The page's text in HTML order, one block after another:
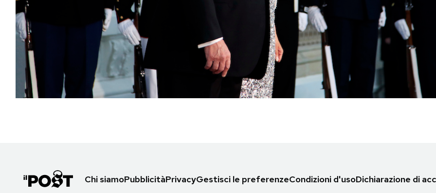
SHOP
Area Personale
Newsletter
Chi siamoPubblicitàPrivacyGestisci le preferenzeCondizioni d'usoDichiarazione di